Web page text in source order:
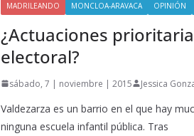
MADRILEANDO MONCLOA-ARAVACA OPINIÓN
¿Actuaciones
electoral?
sábado, 7 | noviembre | 2015 Jessica
Valdezarza es un barrio en el que hay
ninguna escuela infantil pública. Tras